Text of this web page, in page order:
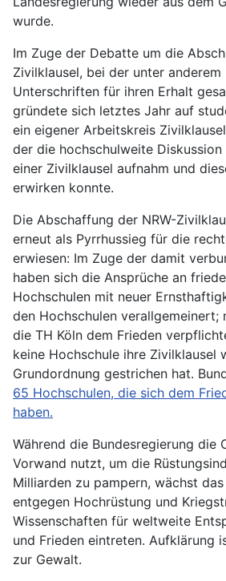
wurde.
Im Zuge der Debatte um die
Zivilklausel, bei der unter anderem
Unterschriften für ihren Erhalt
gründete sich letztes Jahr auf
ein eigener Arbeitskreis
der die hochschulweite
einer Zivilklausel aufnahm und
erwirken konnte.
Die Abschaffung der NRW-
erneut als Pyrrhussieg für die
erwiesen: Im Zuge der damit
haben sich die Ansprüche an
Hochschulen mit neuer
den Hochschulen verallgemeinert;
die TH Köln dem Frieden
keine Hochschule ihre Zivilklausel
Grundordnung gestrichen hat.
65 Hochschulen, die sich dem
haben.
Während die Bundesregierung die
Vorwand nutzt, um die
Milliarden zu pampern, wächst
entgegen Hochrüstung und
Wissenschaften für weltweite
und Frieden eintreten. Aufklärung
zur Gewalt.